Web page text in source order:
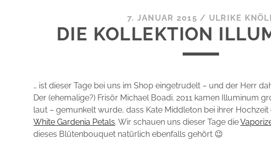
7. JANUAR 2015 / ULRIKE
DIE KOLLEKTION
… ist dieser Tage bei uns im Shop eingetrudelt – und der Herr
Der (ehemalige?) Frisör Michael Boadi. 2011 kamen Illuminum
laut – gemunkelt wurde, dass Kate Middleton bei ihrer
White Gardenia Petals. Wir schauen uns dieser Tage die
dieses Blütenbouquet natürlich ebenfalls gehört 😉